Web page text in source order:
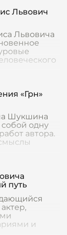
Львович
Львовича
«Грн»
Шукшина
собой одну
автора.
путь
и